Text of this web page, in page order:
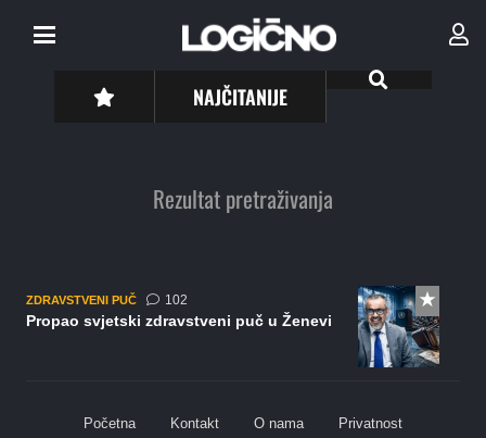
NAJČITANIJE
Rezultat pretraživanja
ZDRAVSTVENI PUČ 102komentara
Propao svjetski zdravstveni puč u Ženevi
Početna Kontakt O nama Privatnost